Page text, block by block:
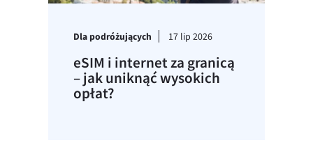
Dla podróżujących 17 lip 2026
eSIM i internet za granicą
– jak uniknąć wysokich
opłat?